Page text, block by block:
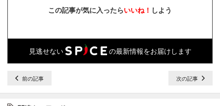
この記事が気に入ったらいいね！ しよう
見逃せない の最新情報をお届けします
前の記事 次の記事